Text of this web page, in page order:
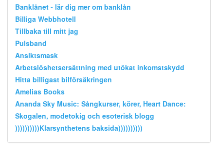
Banklånet - lär dig mer om banklån
Billiga Webbhotell
Tillbaka till mitt jag
Pulsband
Ansiktsmask
Arbetslöshetsersättning med utökat inkomstskydd
Hitta billigast bilförsäkringen
Amelias Books
Ananda Sky Music: Sångkurser, körer, Heart Dance:
Skogalen, modetokig och esoterisk blogg
))))))))))Klarsynthetens baksida))))))))))